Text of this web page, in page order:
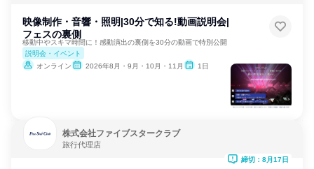
映像制作・音響・照明|30分で知る!動画説明会|
フェスの裏側
移動中やスキマ時間に！感動演出の裏側を30分の動画で特別公開
説明会・イベント
オンライン
2026年8月・9月・10月・11月 1日
株式会社ファイブスタークラブ
旅行代理店
締切：8月17日